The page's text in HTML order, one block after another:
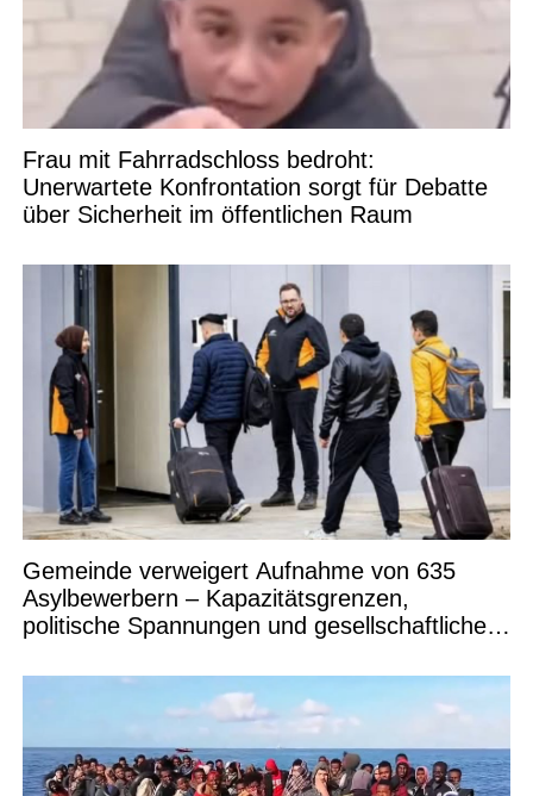
Frau mit Fahrradschloss bedroht:
Unerwartete Konfrontation sorgt für Debatte
über Sicherheit im öffentlichen Raum
Gemeinde verweigert Aufnahme von 635
Asylbewerbern – Kapazitätsgrenzen,
politische Spannungen und gesellschaftliche